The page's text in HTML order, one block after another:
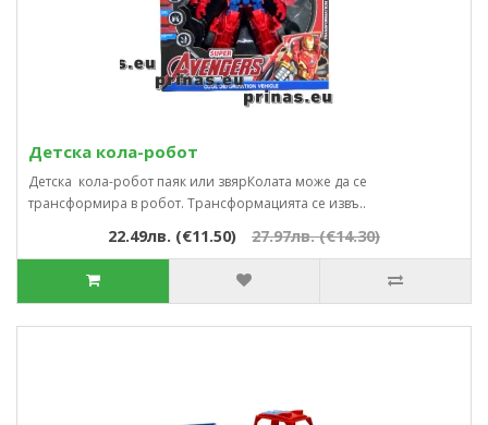
Детска кола-робот
Детска кола-робот паяк или звярКолата може да се
трансформира в робот. Трансформацията се извъ..
22.49лв. (€11.50) 27.97лв. (€14.30)